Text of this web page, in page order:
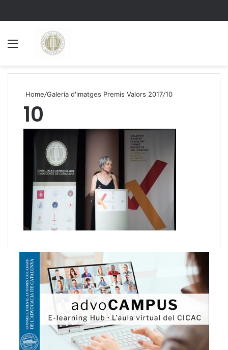
Home/Galeria d'imatges Premis Valors 2017/10
10